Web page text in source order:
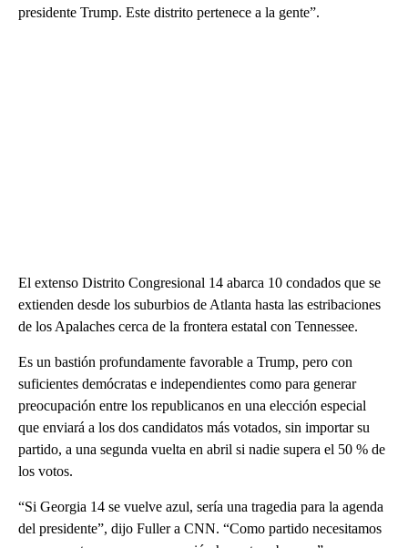
presidente Trump. Este distrito pertenece a la gente”.
El extenso Distrito Congresional 14 abarca 10 condados que se
extienden desde los suburbios de Atlanta hasta las estribaciones
de los Apalaches cerca de la frontera estatal con Tennessee.
Es un bastión profundamente favorable a Trump, pero con
suficientes demócratas e independientes como para generar
preocupación entre los republicanos en una elección especial
que enviará a los dos candidatos más votados, sin importar su
partido, a una segunda vuelta en abril si nadie supera el 50 % de
los votos.
“Si Georgia 14 se vuelve azul, sería una tragedia para la agenda
del presidente”, dijo Fuller a CNN. “Como partido necesitamos